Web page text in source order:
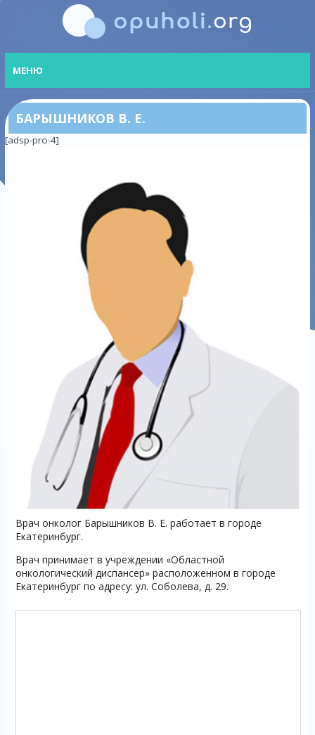
МЕНЮ
БАРЫШНИКОВ В. Е.
[adsp-pro-4]
Врач онколог Барышников В. Е. работает в городе
Екатеринбург.
Врач принимает в учреждении «Областной
онкологический диспансер» расположенном в городе
Екатеринбург по адресу: ул. Соболева, д. 29.